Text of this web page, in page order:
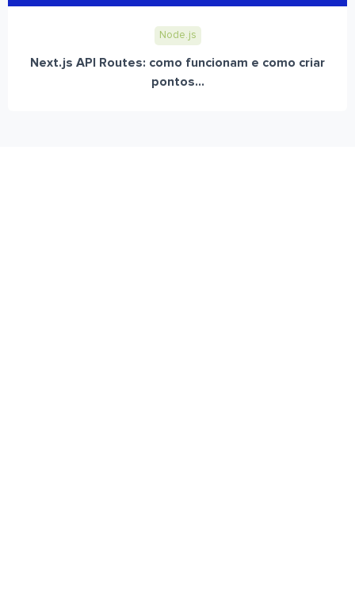
Node.js
Next.js API Routes: como funcionam e como criar
pontos...